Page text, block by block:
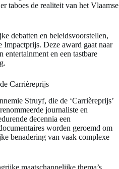
taboes de realiteit van het Vlaamse
debatten en beleidsvoorstellen,
Impactprijs. Deze award gaat naar
entertainment en een tastbare
Carrièreprijs
Struyf, die de ‘Carrièreprijs’
journaliste en
decennia een
worden geroemd om
benadering van vaak complexe
maatschappelijke thema’s